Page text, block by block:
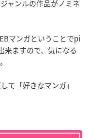
ャンルの作品がノミネ
マンガということでpi
ますので、気になる
て「好きなマンガ」